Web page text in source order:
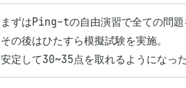
まずはPing-tの自由演習で全ての問題
その後はひたすら模擬試験を実施。
安定して30~35点を取れるようになった